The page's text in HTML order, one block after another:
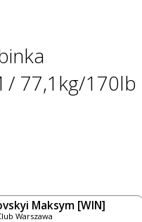
/ 77,1kg/170lb
Maksym [WIN]
Warszawa